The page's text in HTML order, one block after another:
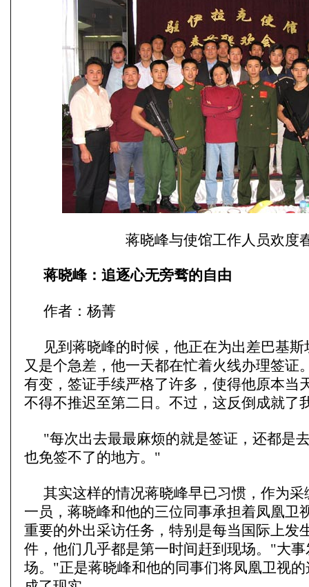
蒋晓峰与使馆工作人员欢度
蒋晓峰：追逐心无旁骛的自由
作者：杨菁
见到蒋晓峰的时候，他正在为出差巴基
又是个急差，他一天都在忙着火线办理签证
有变，签证手续严格了许多，使得他原本当
不得不推迟至第二日。不过，这反倒成就了
"每次出去最最麻烦的就是签证，还都是
也免签不了的地方。"
其实这样的情况蒋晓峰早已习惯，作为
一员，蒋晓峰和他的三位同事承担着凤凰卫
重要的外出采访任务，特别是每当国际上发
件，他们几乎都是第一时间赶到现场。"大
场。"正是蒋晓峰和他的同事们将凤凰卫视